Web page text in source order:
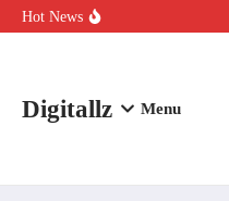
Aller au contenu
Hot News
Comment l’IA
Digitallz Menu